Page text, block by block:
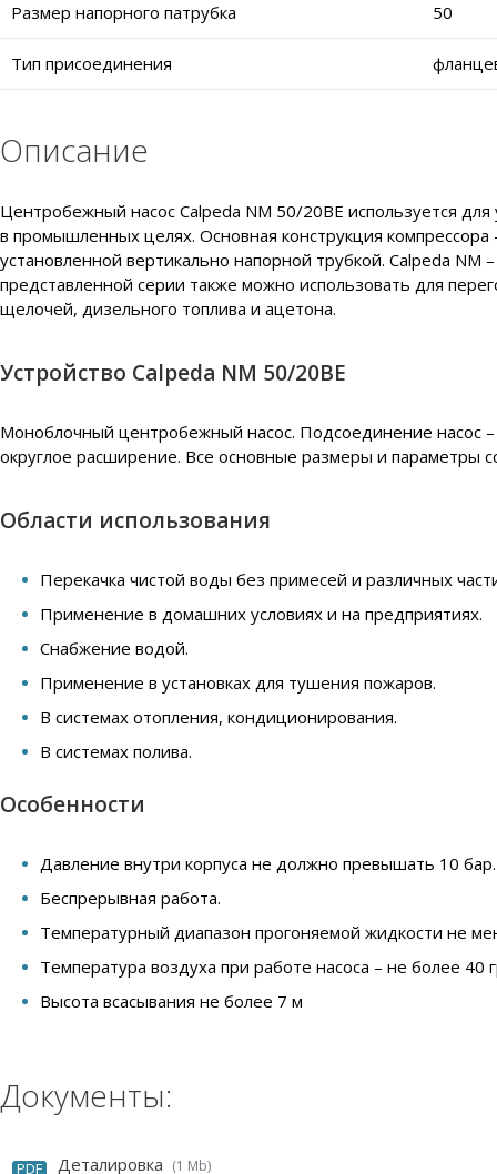
Размер напорного патрубка 50
Тип присоединения
Описание
Центробежный насос Calpeda NM 50/20BE используется
в промышленных целях. Основная конструкция
установленной вертикально напорной трубкой. Calpeda
представленной серии также можно использовать для
щелочей, дизельного топлива и ацетона.
Устройство Calpeda NM 50/20BE
Моноблочный центробежный насос. Подсоединение насос
округлое расширение. Все основные размеры и параметры
Области использования
Перекачка чистой воды без примесей и различных
Применение в домашних условиях и на предприятиях.
Снабжение водой.
Применение в установках для тушения пожаров.
В системах отопления, кондиционирования.
В системах полива.
Особенности
Давление внутри корпуса не должно превышать 10 бар.
Беспрерывная работа.
Температурный диапазон прогоняемой жидкости не
Температура воздуха при работе насоса – не более 40
Высота всасывания не более 7 м
Документы:
PDF Деталировка (1 Mb)